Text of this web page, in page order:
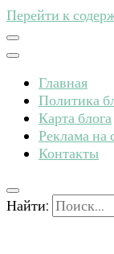
Перейти к
Главная
Политика
Карта блога
Реклама на
Контакты
Найти: